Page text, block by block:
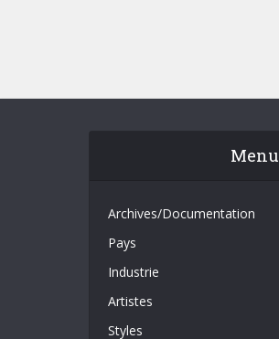
Menu
Archives/Documentation
Pays
Industrie
Artistes
Styles